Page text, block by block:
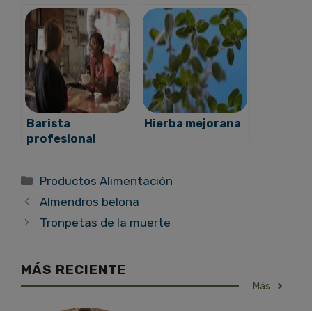
Barista
profesional
Hierba mejorana
Categorías
Productos Alimentación
Almendros belona
Tronpetas de la muerte
MÁS RECIENTE
Más